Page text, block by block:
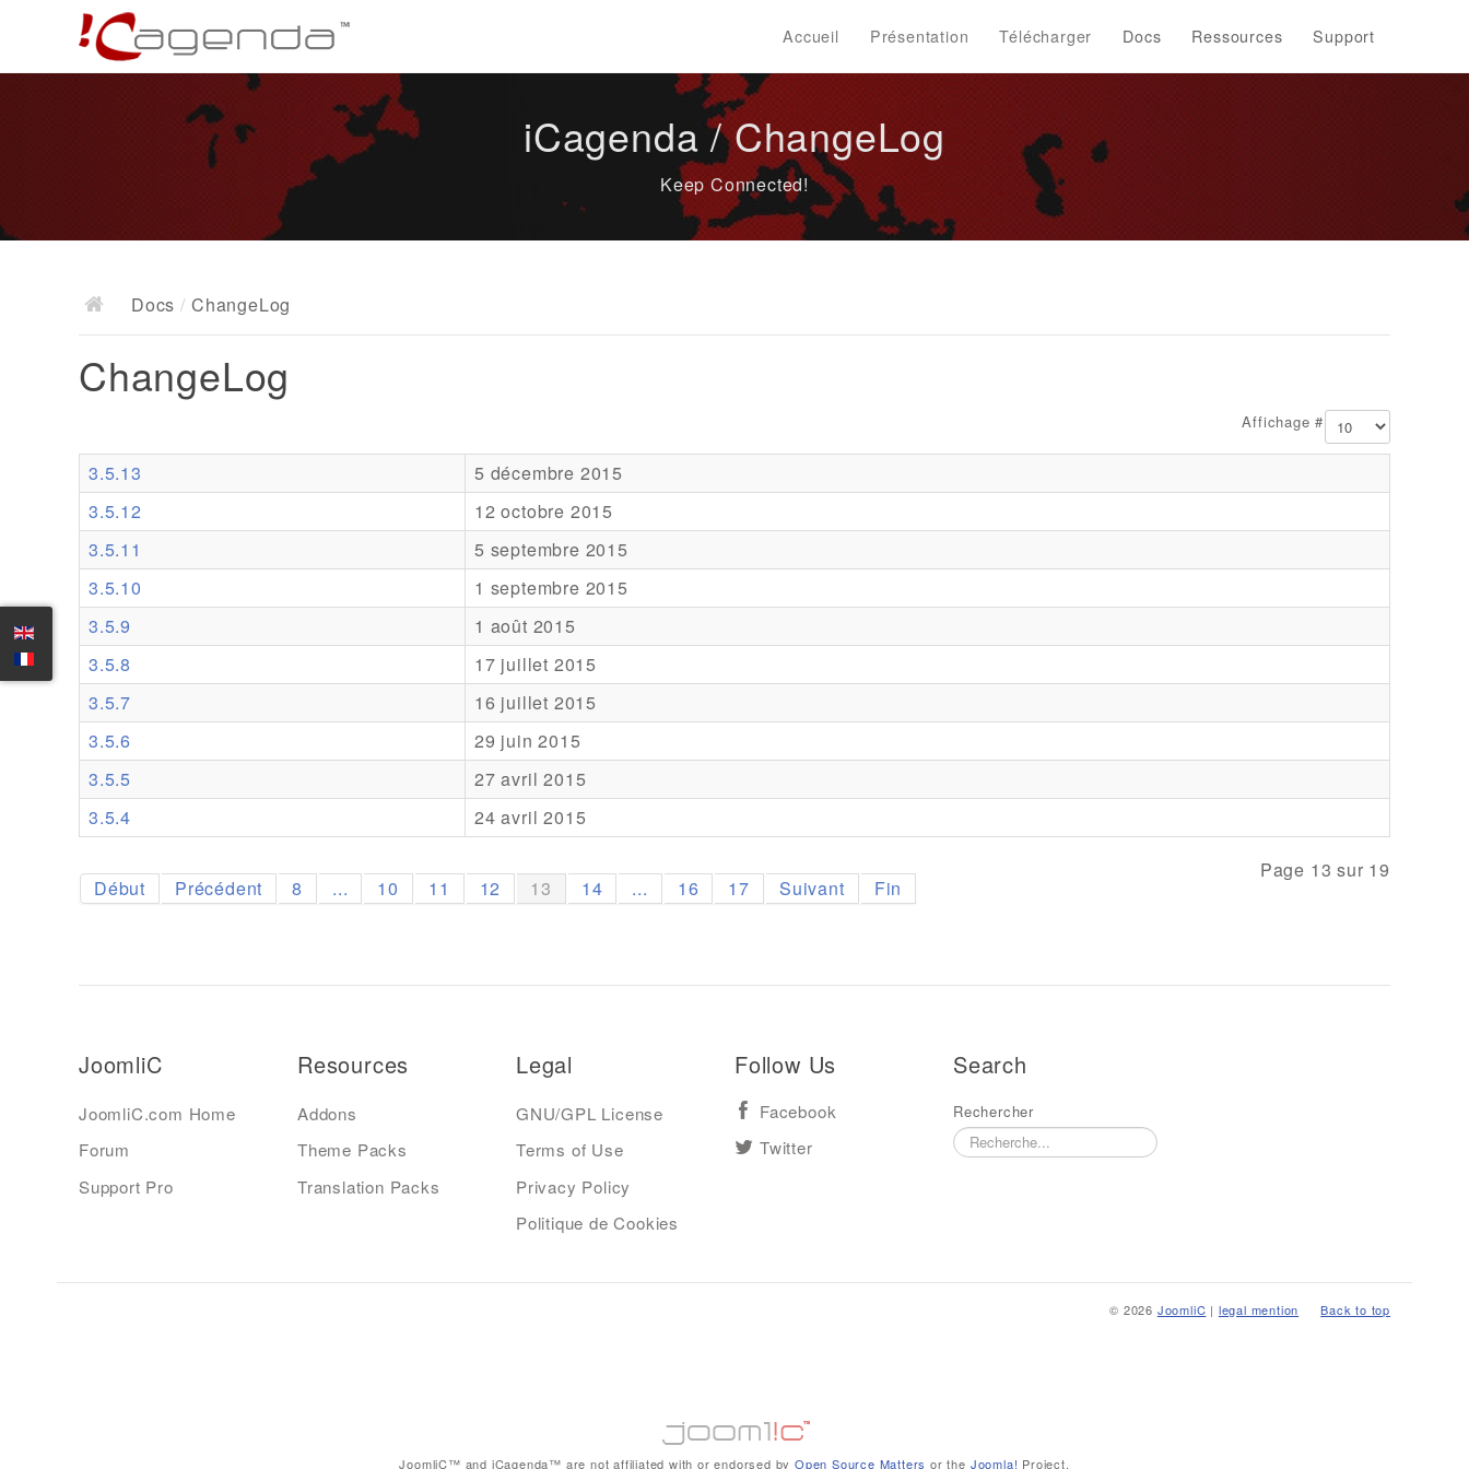
Accueil Présentation Télécharger Docs Ressources Support
iCagenda / ChangeLog
Keep Connected!
Docs / ChangeLog
ChangeLog
Affichage #
3.5.13
5 décembre 2015
3.5.12
12 octobre 2015
3.5.11
5 septembre 2015
3.5.10
1 septembre 2015
3.5.9
1 août 2015
3.5.8
17 juillet 2015
3.5.7
16 juillet 2015
3.5.6
29 juin 2015
3.5.5
27 avril 2015
3.5.4
24 avril 2015
Page 13 sur 19
Début Précédent 8 ... 10 11 12 13 14 ... 16 17 Suivant Fin
JoomliC
JoomliC.com Home
Forum
Support Pro
Resources
Addons
Theme Packs
Translation Packs
Legal
GNU/GPL License
Terms of Use
Privacy Policy
Politique de Cookies
Follow Us
Facebook
Twitter
Search
Rechercher
Back to top
© 2026 JoomliC | legal mention
JoomliC™ and iCagenda™ are not affiliated with or endorsed byOpen Source Matters or the Joomla! Project.